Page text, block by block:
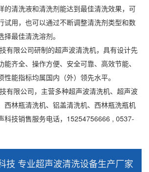
的清洗液和清洗剂能达到最佳清洗效果，可
试用，也可以通过不断调整清洗剂类型和数
最佳清洗溶剂。
有限公司研制的超声波清洗机，具有设计先
齐全、操作方便、安全可靠、高效节能、
能指标均属国内（外）领先水平。
有限公司，主营多种超声波清洗机、超声波
西林瓶清洗机、铝盖清洗机、西林瓶洗瓶机
科技销售服务电话，15254756666 , 0537-
技 专业超声波清洗设备生产厂家